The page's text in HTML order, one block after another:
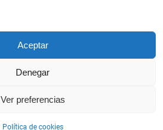
Aceptar
Denegar
Ver preferencias
Política de cookies